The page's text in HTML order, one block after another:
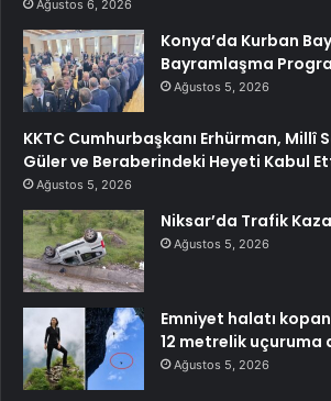
Ağustos 6, 2026
Konya’da Kurban
Bayramlaşma
Ağustos 5, 2026
KKTC Cumhurbaşkanı Erhürman, Millî
Güler ve Beraberindeki Heyeti Kabul
Ağustos 5, 2026
Niksar’da Trafik
Ağustos 5, 2026
Emniyet halatı
12 metrelik uçuruma
Ağustos 5, 2026